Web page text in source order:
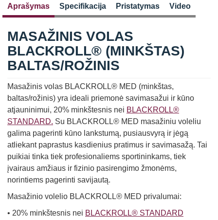
Aprašymas Specifikacija Pristatymas Video
MASAŽINIS VOLAS
BLACKROLL® (MINKŠTAS)
BALTAS/ROŽINIS
Masažinis volas BLACKROLL® MED (minkštas,
baltas/rožinis) yra ideali priemonė savimasažui ir kūno
atjauninimui, 20% minkštesnis nei BLACKROLL®
STANDARD. Su BLACKROLL® MED masažiniu voleliu
galima pagerinti kūno lankstumą, pusiausvyrą ir jėgą
atliekant paprastus kasdienius pratimus ir savimasažą. Tai
puikiai tinka tiek profesionaliems sportininkams, tiek
įvairaus amžiaus ir fizinio pasirengimo žmonėms,
norintiems pagerinti savijautą.
Masažinio volelio BLACKROLL® MED privalumai:
• 20% minkštesnis nei BLACKROLL® STANDARD